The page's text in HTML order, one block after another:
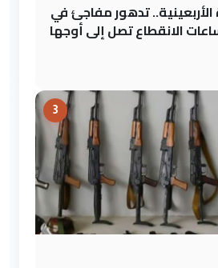
الأربعينية.. تدهور مفاجئ في
الانقطاع تصل إلى أوجها
3